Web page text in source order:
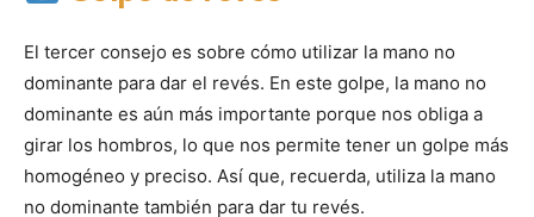
El tercer consejo es sobre cómo utilizar la mano no
dominante para dar el revés. En este golpe, la mano no
dominante es aún más importante porque nos obliga a
girar los hombros, lo que nos permite tener un golpe más
homogéneo y preciso. Así que, recuerda, utiliza la mano
no dominante también para dar tu revés.